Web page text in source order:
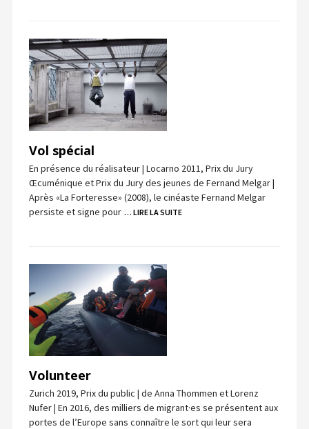
Vol spécial
En présence du réalisateur | Locarno 2011, Prix du Jury
Œcuménique et Prix du Jury des jeunes de Fernand Melgar |
Après «La Forteresse» (2008), le cinéaste Fernand Melgar
persiste et signe pour … LIRE LA SUITE
Volunteer
Zurich 2019, Prix du public | de Anna Thommen et Lorenz
Nufer | En 2016, des milliers de migrant·es se présentent aux
portes de l’Europe sans connaître le sort qui leur sera